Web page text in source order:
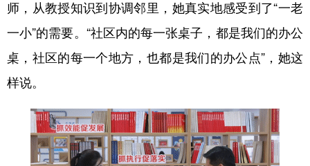
广东 广西 海南 重庆
多语种频道
师，从教授知识到协调邻里，她真实地感受到了“一老
一小”的需要。“社区内的每一张桌子，都是我们的办公
桌，社区的每一个地方，也都是我们的办公点”，她这
样说。